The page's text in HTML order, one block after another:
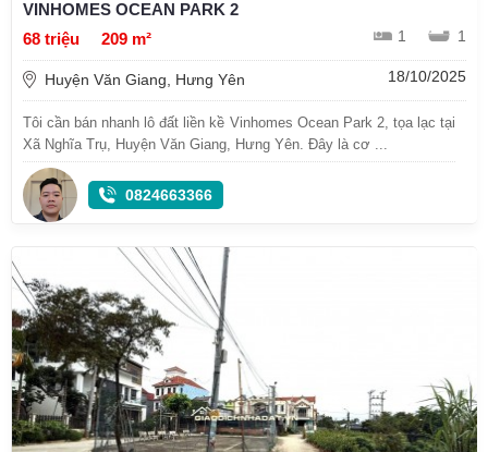
VINHOMES OCEAN PARK 2
68 triệu
209 m² 1 1
Huyện Văn Giang, Hưng Yên 18/10/2025
Tôi cần bán nhanh lô đất liền kề Vinhomes Ocean Park 2, tọa lạc tại
Xã Nghĩa Trụ, Huyện Văn Giang, Hưng Yên. Đây là cơ ...
0824663366